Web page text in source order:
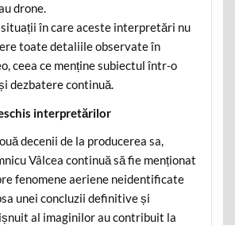
drone.
în care aceste interpretări nu
toate detaliile observate în
ceea ce menține subiectul într-o
dezbatere continuă.
interpretărilor
decenii de la producerea sa,
Vâlcea continuă să fie menționat
fenomene aeriene neidentificate
unei concluzii definitive și
al imaginilor au contribuit la